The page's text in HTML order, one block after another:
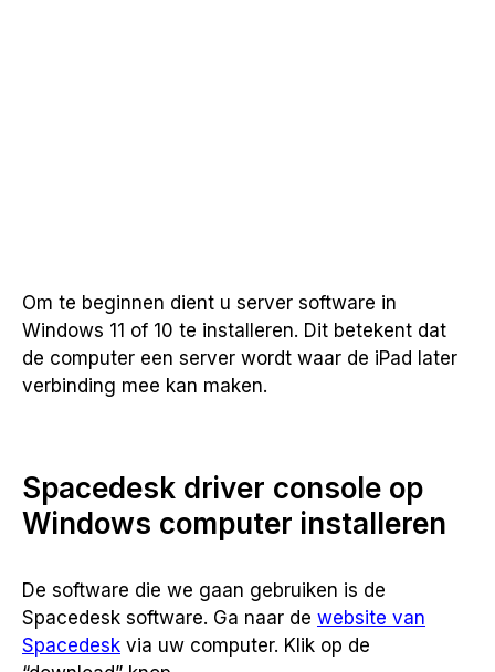
Om te beginnen dient u server software in
Windows 11 of 10 te installeren. Dit betekent dat
de computer een server wordt waar de iPad later
verbinding mee kan maken.
Spacedesk driver console op
Windows computer installeren
De software die we gaan gebruiken is de
Spacedesk software. Ga naar de website van
Spacedesk via uw computer. Klik op de